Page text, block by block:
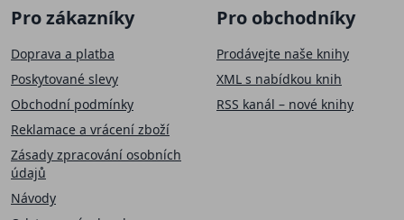
Pro zákazníky
Doprava a platba
Poskytované slevy
Obchodní podmínky
Reklamace a vrácení zboží
Zásady zpracování osobních
údajů
Návody
Pro obchodníky
Prodávejte naše knihy
XML s nabídkou knih
RSS kanál – nové knihy